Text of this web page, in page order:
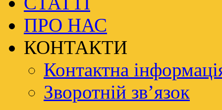
ПРО НАС
КОНТАКТИ
Контактна
Зворотній зв’язок